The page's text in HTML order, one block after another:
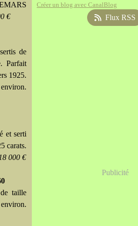
€
de
Parfait
1925.
et serti
carats.
000 €
taille
Créer un blog avec CanalBlog
Flux RSS
Publicité